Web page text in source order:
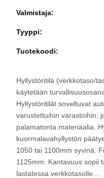
Valmistaja:
Tyyppi:
Tuotekoodi:
Hyllystöritilä (verkkotaso/
käytetään
Hyllystöritilät soveltuvat
varustettuihin varastoihin,
palamatonta materiaalia.
kuormalavahyllystön
1050 tai 1100mm syvinä.
1125mm. Kantavuus sopii
lastatessa verkkotasolle...